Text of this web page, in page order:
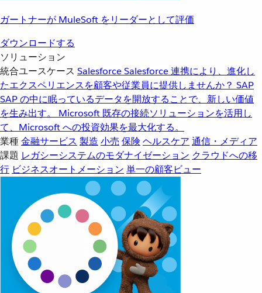
ガートナーが MuleSoft をリーダーとして評価
ダウンロードする
ソリューション
統合ユースケース SalesforceSalesforce 連携により、進化し
たエクスペリエンスを顧客や従業員に提供しませんか？ SAP
SAP の中に眠っているデータを開放することで、新しい価値
を生み出す。
Microsoft 既存の接続ソリューションを活用し
て、Microsoft への投資効果を最大化する。
業種金融サービス 製造 小売 保険 ヘルスケア 通信・メディア
課題 レガシーシステムのモダナイゼーション クラウドへの移
行 ビジネスオートメーション 単一の顧客ビュー